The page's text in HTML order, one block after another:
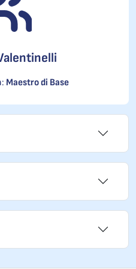
Maestro di Base